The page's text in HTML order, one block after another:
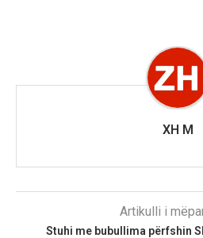
XH M
Artikulli i
Stuhi me bubullima përfshin